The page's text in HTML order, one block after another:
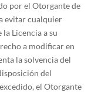
por el Otorgante de
evitar cualquier
Licencia a su
a modificar en
la solvencia del
del
el Otorgante